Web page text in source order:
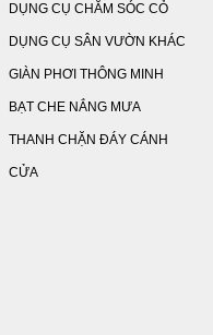
DỤNG CỤ CHĂM SÓC CỎ
DỤNG CỤ SÂN VƯỜN KHÁC
GIÀN PHƠI THÔNG MINH
BẠT CHE NẮNG MƯA
THANH CHẶN ĐÁY CÁNH
CỬA